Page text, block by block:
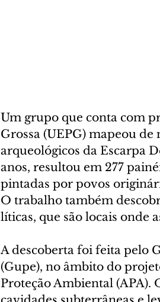
Um grupo que conta com
Grossa (UEPG) mapeou
arqueológicos da Escarpa
anos, resultou em 277
pintadas por povos
O trabalho também
líticas, que são locais onde
A descoberta foi feita pelo
(Gupe), no âmbito do
Proteção Ambiental (APA).